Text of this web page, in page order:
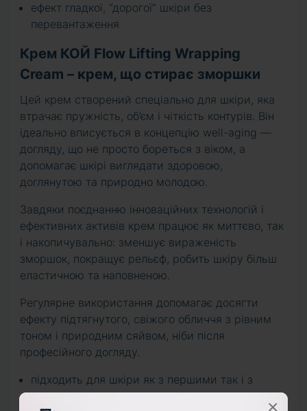
ефект гладкої, “дорогої” шкіри без
перевантаження
Крем КОЙ Flow Lifting Wrapping
Cream – крем, що стирає зморшки
Цей крем створений спеціально для шкіри, яка
втрачає пружність, об’єм і чіткість контурів. Він
ідеально вписується в концепцію well-aging —
догляду, що не просто бореться з віком, а
допомагає шкірі виглядати здоровою,
доглянутою та природно молодою.
Завдяки поєднанню інноваційних технологій і
ефективних активів крем працює як миттєво, так
і накопичувально: зменшує вираженість
зморшок, покращує рельєф, робить шкіру більш
еластичною та наповненою.
Регулярне використання допомагає досягти
ефекту підтягнутого, свіжого обличчя з рівним
тоном і природним сяйвом, ніби після
професійного догляду.
підходить для шкіри як з першими так і з
вираженими ознаками старіння